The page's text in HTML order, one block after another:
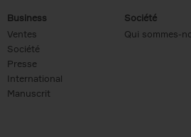
Business
Ventes
Société
Presse
International
Manuscrit
Société
Qui sommes-